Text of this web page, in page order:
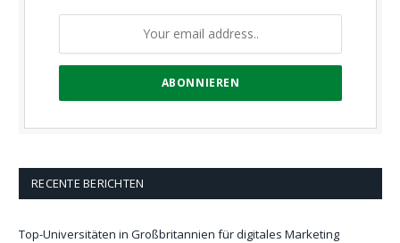
RECENTE BERICHTEN
Top-Universitäten in Großbritannien für digitales Marketing